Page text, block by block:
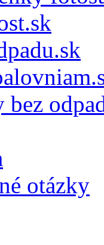
bez
otázky